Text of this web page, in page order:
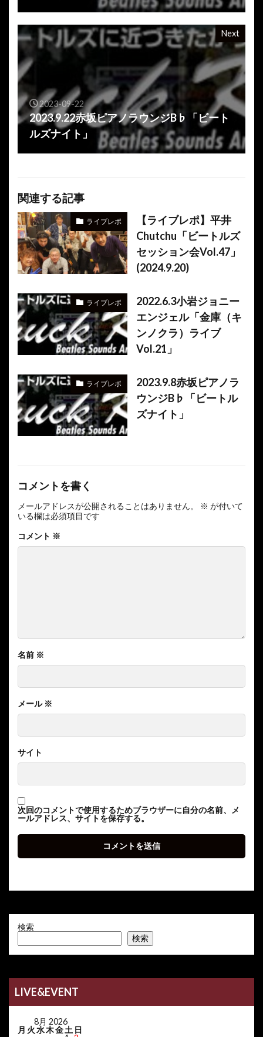
Next
2023-09-22
2023.9.22赤坂ピアノラウンジB♭「ビート
ルズナイト」
関連する記事
ライブレポ
【ライブレポ】平井
Chutchu「ビートルズ
セッション会Vol.47」
(2024.9.20)
ライブレポ
2022.6.3小岩ジョニー
エンジェル「金庫（キ
ンノクラ）ライブ
Vol.21」
ライブレポ
2023.9.8赤坂ピアノラ
ウンジB♭「ビートル
ズナイト」
コメントを書く
メールアドレスが公開されることはありません。 ※ が付いて
いる欄は必須項目です
コメント ※
名前 ※
メール ※
サイト
次回のコメントで使用するためブラウザーに自分の名前、メ
ールアドレス、サイトを保存する。
検索
検索
LIVE&EVENT
8月 2026
月 火水木金土 日